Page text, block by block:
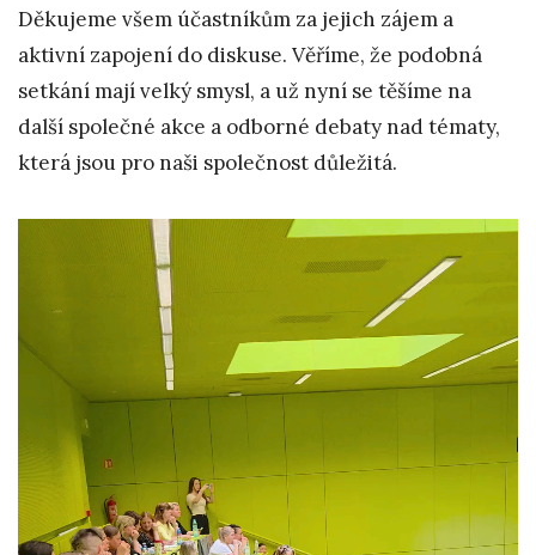
Děkujeme všem účastníkům za jejich zájem a
aktivní zapojení do diskuse. Věříme, že podobná
setkání mají velký smysl, a už nyní se těšíme na
další společné akce a odborné debaty nad tématy,
která jsou pro naši společnost důležitá.